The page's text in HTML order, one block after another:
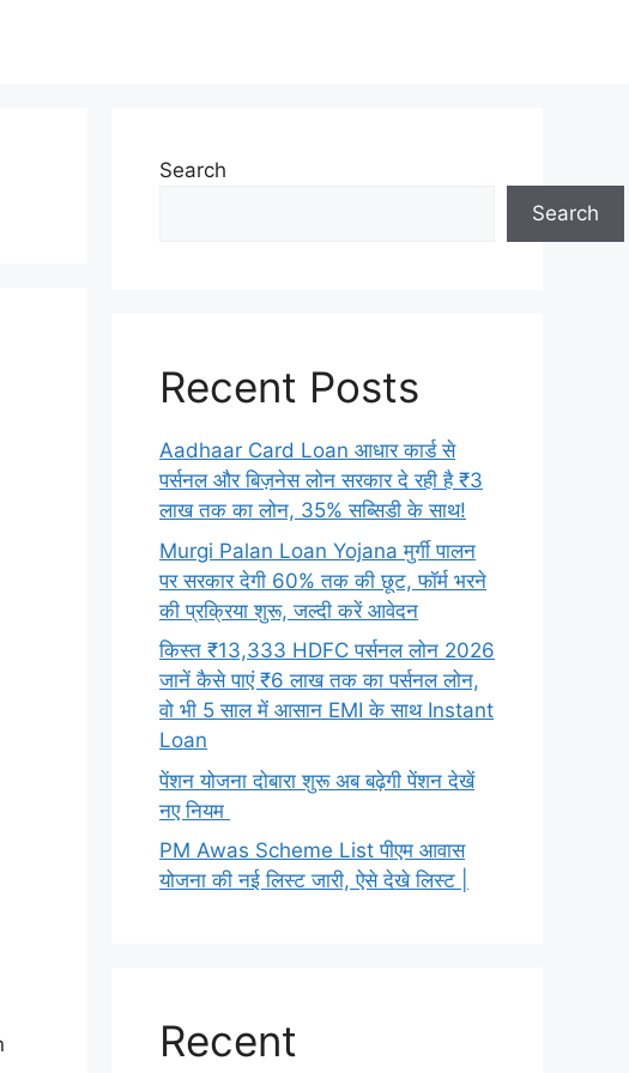
Search
Search
Recent Posts
Aadhaar Card Loan आधार कार्ड से
पर्सनल और बिज़नेस लोन सरकार दे रही है ₹3
लाख तक का लोन, 35% सब्सिडी के साथ!
Murgi Palan Loan Yojana मुर्गी पालन
पर सरकार देगी 60% तक की छूट, फॉर्म भरने
की प्रक्रिया शुरू, जल्दी करें आवेदन
किस्त ₹13,333 HDFC पर्सनल लोन 2026
जानें कैसे पाएं ₹6 लाख तक का पर्सनल लोन,
वो भी 5 साल में आसान EMI के साथ Instant
Loan
पेंशन योजना दोबारा शुरू अब बढ़ेगी पेंशन देखें
नए नियम
PM Awas Scheme List पीएम आवास
योजना की नई लिस्ट जारी, ऐसे देखे लिस्ट |
Recent